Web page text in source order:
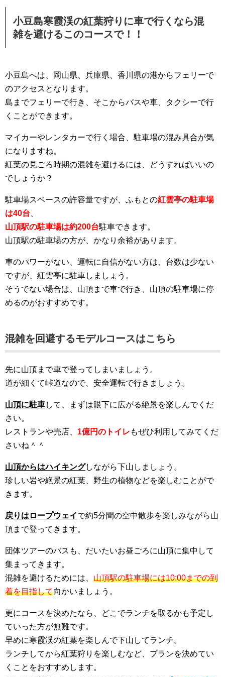
小豆島寒霞渓の紅葉狩りに車で行くなら混
雑を避けるこのコースで！！
小豆島へは、岡山県、兵庫県、香川県の港からフェリーで
のアクセスとなります。
島までフェリーで行き、そこからバスや車、タクシーで行
くことができます。
マイカーやレンタカーで行く場合、駐車場の混み具合が気
になりますね。
紅葉の見ごろ時期の混雑を避けるには、どうすればいいの
でしょうか？
駐車場スペースの許容量ですが、ふもとの紅雲亭の駐車場
は40台
山頂駅の駐車場は約200台駐車できます。
山頂駅の駐車場の方が、かなり余裕があります。
車のパワーがない、運転に自信がない方は、台数は少ない
ですが、紅雲亭に駐車しましょう。
そうでない場合は、山頂まで車で行き、山頂の駐車場に停
めるのがおすすめです。
混雑を回避するモデルコースはこちら
先に山頂まで車で登ってしまいましょう。
道が細くて峠道なので、安全運転で行きましょう。
山頂に駐車して、まずは眼下に広がる絶景を楽しんでくだ
さい。
レストランや売店、 1億円のトイレ もぜひ利用してみてくだ
さいね＾＾
山頂からはハイキングしながら下山しましょう。
珍しい岩や絶景の紅葉、野生の植物などを楽しむことがで
きます。
戻りはロープウェイで約5分間の空中散歩を楽しみながら山
頂まで登ってきます。
団体ツアーのバスも、だいたいお昼ごろに山頂に集中して
集まってきます。
混雑を避けるためには、 山頂駅の駐車場には10:00までの到
着を目指して向かいましょう。
更にコースを決めたなら、どこでランチを取るかも予定し
ていった方が無難です。
早めに寒霞渓の紅葉を楽しんで下山してランチ。
ランチしてから紅葉狩りを楽しむなど、プランを決めてい
くことをおすすめします。